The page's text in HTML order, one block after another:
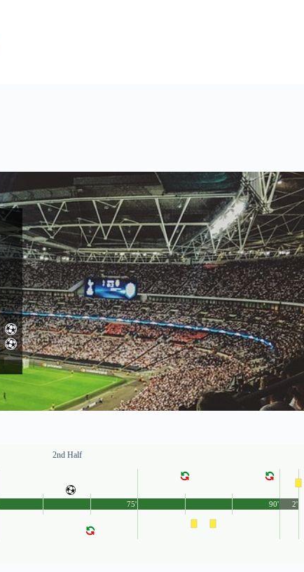
2nd Half
90'
75' 2'